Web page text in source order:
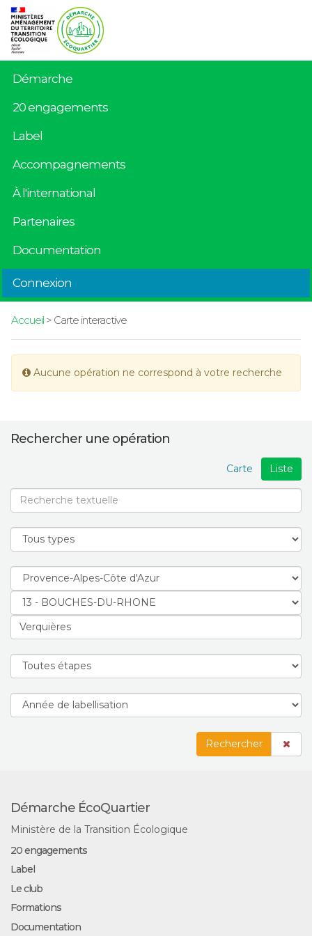
Démarche
20 engagements
Label
Accompagnements
À l'international
Partenaires
Documentation
Connexion
Accueil> Carte interactive
Aucune opération ne correspond à votre recherche
Rechercher une opération
Liste
Carte
Rechercher
Démarche ÉcoQuartier
Ministère de la Transition Écologique
20 engagements
Label
Le club
Formations
Documentation